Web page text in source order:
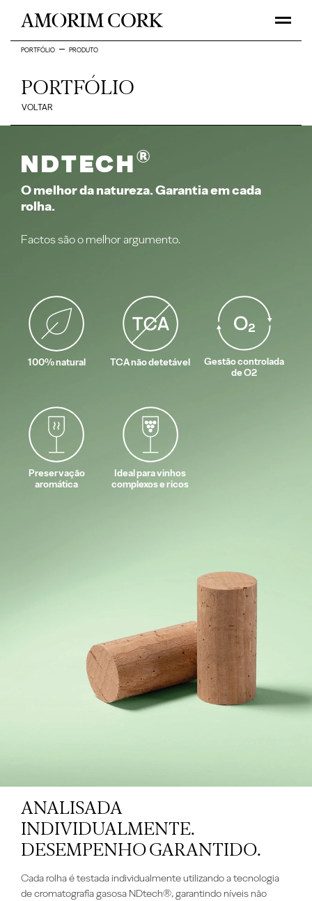
PORTFÓLIO PRODUTO
PORTFÓLIO
VOLTAR
NDtech®
O melhor da natureza. Garantia em cada
rolha.
Factos são o melhor argumento.
100% natural TCA não detetável
Gestão controlada
de O2
Preservação
aromática
Ideal para vinhos
complexos e ricos
ANALISADA
INDIVIDUALMENTE.
DESEMPENHO GARANTIDO.
Cada rolha é testada individualmente utilizando a tecnologia
de cromatografia gasosa NDtech®, garantindo níveis não